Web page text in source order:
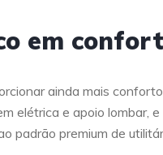
em
ainda mais
elétrica e apoio lombar,
padrão premium de